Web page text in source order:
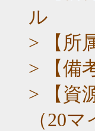
ル
> 【所
> 【備
> 【資
（20マ